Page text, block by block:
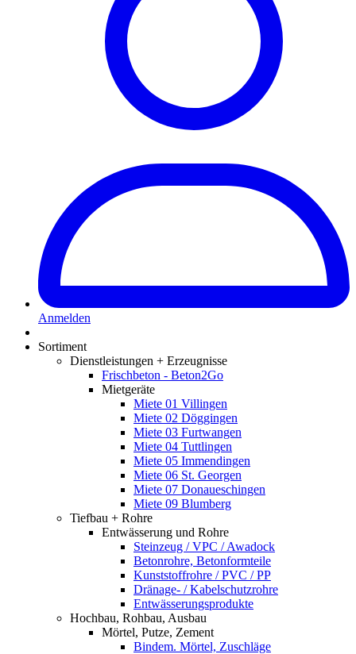
Anmelden
Sortiment
Dienstleistungen + Erzeugnisse
Frischbeton - Beton2Go
Mietgeräte
Miete 01 Villingen
Miete 02 Döggingen
Miete 03 Furtwangen
Miete 04 Tuttlingen
Miete 05 Immendingen
Miete 06 St. Georgen
Miete 07 Donaueschingen
Miete 09 Blumberg
Tiefbau + Rohre
Entwässerung und Rohre
Steinzeug / VPC / Awadock
Betonrohre, Betonformteile
Kunststoffrohre / PVC / PP
Dränage- / Kabelschutzrohre
Entwässerungsprodukte
Hochbau, Rohbau, Ausbau
Mörtel, Putze, Zement
Bindem. Mörtel, Zuschläge